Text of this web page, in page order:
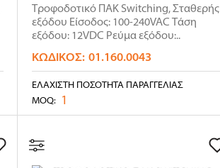
Τροφοδοτικό ΠΑΚ Switching, Σταθερής
εξόδου Είσοδος: 100-240VAC Τάση
εξόδου: 12VDC Ρεύμα εξόδου:..
ΚΩΔΙΚΌΣ: 01.160.0043
ΕΛΆΧΙΣΤΗ ΠΟΣΌΤΗΤΑ ΠΑΡΑΓΓΕΛΊΑΣ
MOQ: 1